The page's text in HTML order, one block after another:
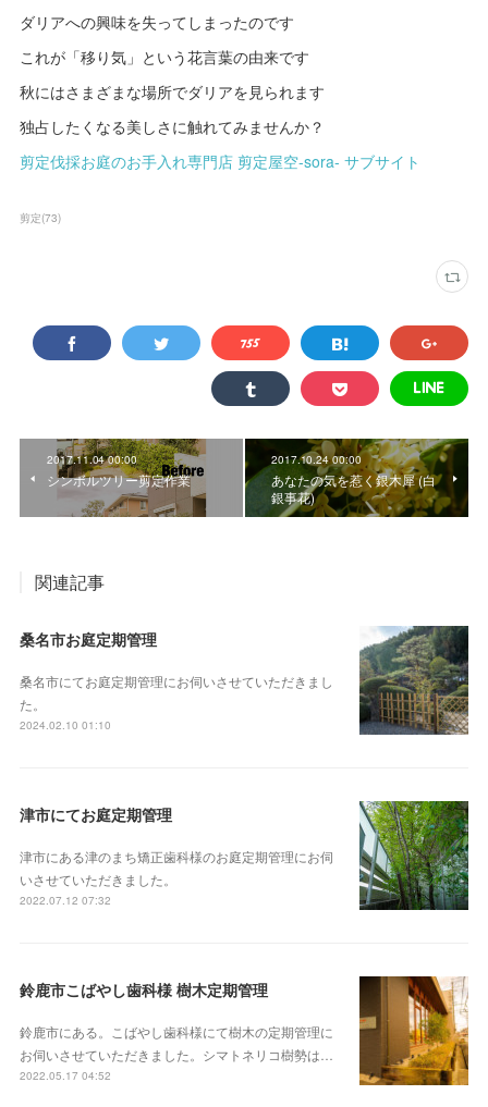
ダリアへの興味を失ってしまったのです
これが「移り気」という花言葉の由来です
秋にはさまざまな場所でダリアを見られます
独占したくなる美しさに触れてみませんか？
剪定伐採お庭のお手入れ専門店 剪定屋空-sora- サブサイト
剪定(73)
2017.11.04 00:00
シンボルツリー剪定作業
2017.10.24 00:00
あなたの気を惹く銀木犀 (白
銀事花)
関連記事
桑名市お庭定期管理
桑名市にてお庭定期管理にお伺いさせていただきまし
た。
2024.02.10 01:10
津市にてお庭定期管理
津市にある津のまち矯正歯科様のお庭定期管理にお伺
いさせていただきました。
2022.07.12 07:32
鈴鹿市こばやし歯科様 樹木定期管理
鈴鹿市にある。こばやし歯科様にて樹木の定期管理に
お伺いさせていただきました。シマトネリコ樹勢は…
2022.05.17 04:52